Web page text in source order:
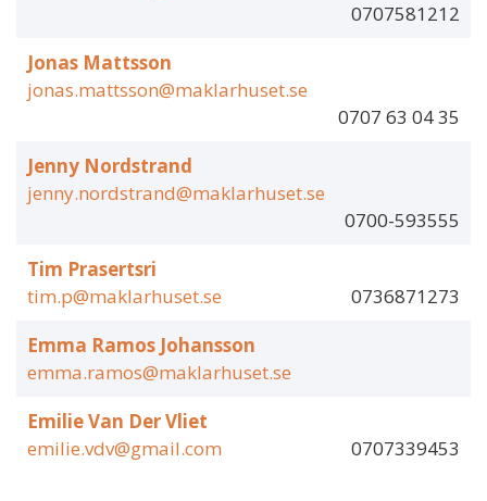
0707581212
Jonas Mattsson
jonas.mattsson@maklarhuset.se
0707 63 04 35
Jenny Nordstrand
jenny.nordstrand@maklarhuset.se
0700-593555
Tim Prasertsri
tim.p@maklarhuset.se
0736871273
Emma Ramos Johansson
emma.ramos@maklarhuset.se
Emilie Van Der Vliet
emilie.vdv@gmail.com
0707339453